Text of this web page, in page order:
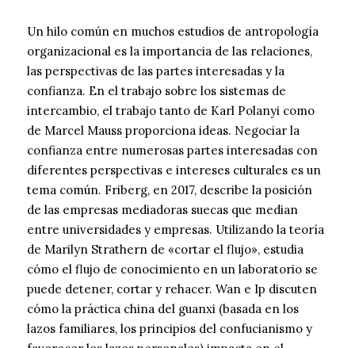
Un hilo común en muchos estudios de antropología
organizacional es la importancia de las relaciones,
las perspectivas de las partes interesadas y la
confianza. En el trabajo sobre los sistemas de
intercambio, el trabajo tanto de Karl Polanyi como
de Marcel Mauss proporciona ideas. Negociar la
confianza entre numerosas partes interesadas con
diferentes perspectivas e intereses culturales es un
tema común. Friberg, en 2017, describe la posición
de las empresas mediadoras suecas que median
entre universidades y empresas. Utilizando la teoría
de Marilyn Strathern de «cortar el flujo», estudia
cómo el flujo de conocimiento en un laboratorio se
puede detener, cortar y rehacer. Wan e Ip discuten
cómo la práctica china del guanxi (basada en los
lazos familiares, los principios del confucianismo y